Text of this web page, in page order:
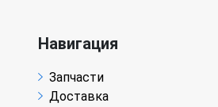
Навигация
Запчасти
Доставка